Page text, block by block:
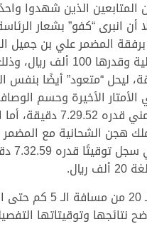
الذين شهدوا
أن انبرى “كفو” بشعار
المضمر علي بن جميل
حاصدًا الجائزة المالية وقدرها
دقيقة، ليحل “متعود” أيضًا
ألف ريال بتوقيت زمني قدره
هجن الشحانية مع المضمر
فاران
وتوالت الأشواط الـ 20 من
نتائجها وتوقيتاتها